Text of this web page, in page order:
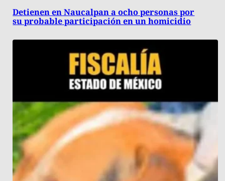
Detienen en Naucalpan a ocho personas por
su probable participación en un homicidio